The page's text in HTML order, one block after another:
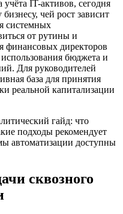
IT-активов, сегодня
чей рост зависит
системных
от рутины и
финансовых директоров
бюджета и
Для руководителей
база для принятия
реальной капитализации
гайд: что
подходы рекомендует
автоматизации доступны
сквозного